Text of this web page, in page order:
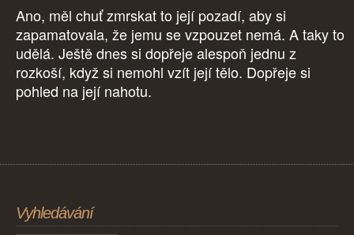
Ano, měl chuť zmrskat to její pozadí, aby si
zapamatovala, že jemu se vzpouzet nemá. A taky to
udělá. Ještě dnes si dopřeje alespoň jednu z
rozkoší, když si nemohl vzít její tělo. Dopřeje si
pohled na její nahotu.
Vyhledávání